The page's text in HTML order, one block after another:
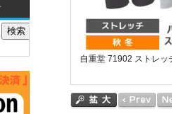
自重堂 71902 ストレ